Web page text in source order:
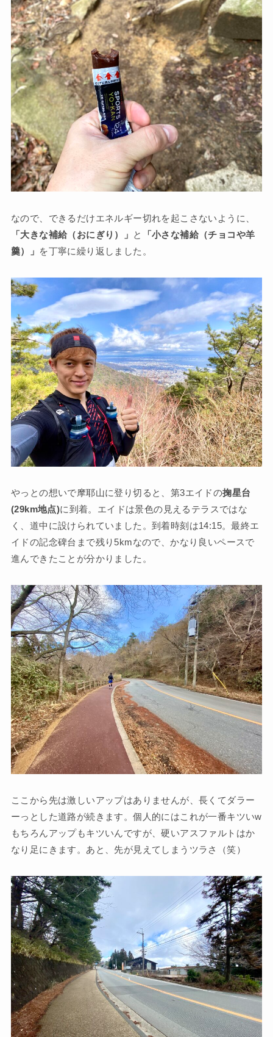
なので、できるだけエネルギー切れを起こさないように、
「大きな補給（おにぎり）」 と
「小さな補給（チョコや羊
羹）」 を丁寧に繰り返しました。
やっとの想いで摩耶山に登り切ると、第3エイドの掬星台
(29km地点)に到着。エイドは景色の見えるテラスではな
く、道中に設けられていました。到着時刻は14:15。最終エ
イドの記念碑台まで残り5kmなので、かなり良いペースで
進んできたことが分かりました。
ここから先は激しいアップはありませんが、長くてダラー
ーっとした道路が続きます。個人的にはこれが一番キツいw
もちろんアップもキツいんですが、硬いアスファルトはか
なり足にきます。あと、先が見えてしまうツラさ（笑）